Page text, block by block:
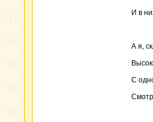
И в
А я,
С